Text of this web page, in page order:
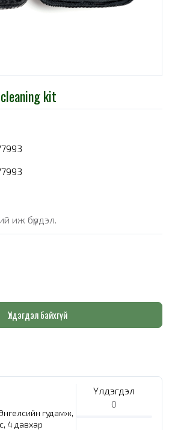
kit
иж бүрдэл.
Үлдэгдэл байхгүй
гудамж,
4 давхар
Үлдэгдэл
0